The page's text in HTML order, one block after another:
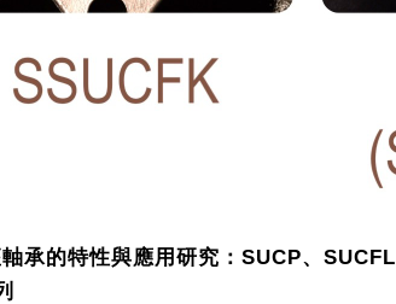
承的特性與應用研究：SUCP、